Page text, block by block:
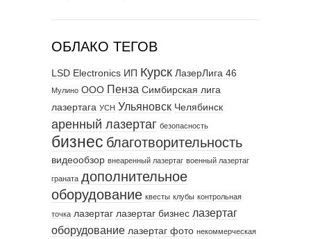
ОБЛАКО ТЕГОВ
LSD Electronics ИП Курск ЛазерЛига 46
Мулино ООО Пенза Симбирская лига
лазертага УСН Ульяновск Челябинск
аренный лазертаг безопасность
бизнес благотворительность
видеообзор внеаренный лазертаг военный лазертаг
граната дополнительное
оборудование квесты клубы контрольная
точка лазертаг лазертаг бизнес лазертаг
оборудование лазертаг фото некоммерческая